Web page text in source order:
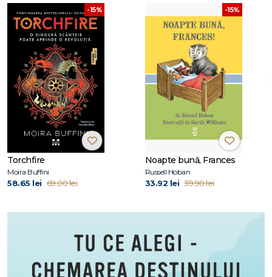
-15%
Torchfire
Moira Buffini
58.65 lei 69.00 lei
-15%
Noapte bună, Frances
Russell Hoban
33.92 lei 39.90 lei